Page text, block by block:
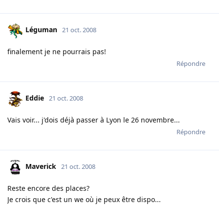
Léguman 21 oct. 2008
finalement je ne pourrais pas!
Répondre
Eddie 21 oct. 2008
Vais voir... j'dois déjà passer à Lyon le 26 novembre...
Répondre
Maverick 21 oct. 2008
Reste encore des places?
Je crois que c'est un we où je peux être dispo...